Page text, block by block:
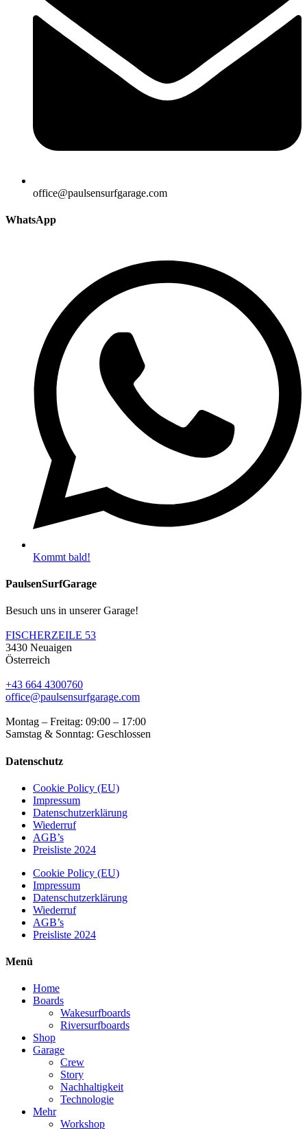
office@paulsensurfgarage.com
WhatsApp
Kommt bald!
PaulsenSurfGarage
Besuch uns in unserer Garage!
FISCHERZEILE 53
3430 Neuaigen
Österreich
+43 664 4300760
office@paulsensurfgarage.com
Montag – Freitag: 09:00 – 17:00
Samstag & Sonntag: Geschlossen
Datenschutz
Cookie Policy (EU)
Impressum
Datenschutzerklärung
Wiederruf
AGB’s
Preisliste 2024
Cookie Policy (EU)
Impressum
Datenschutzerklärung
Wiederruf
AGB’s
Preisliste 2024
Menü
Home
Boards
Wakesurfboards
Riversurfboards
Shop
Garage
Crew
Story
Nachhaltigkeit
Technologie
Mehr
Workshop